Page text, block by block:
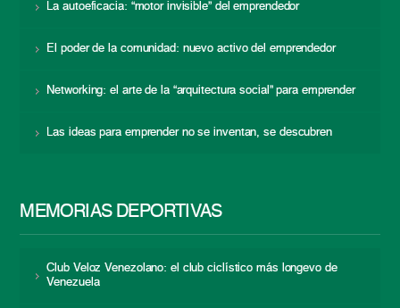
La autoeficacia: “motor invisible” del emprendedor
El poder de la comunidad: nuevo activo del emprendedor
Networking: el arte de la “arquitectura social” para emprender
Las ideas para emprender no se inventan, se descubren
MEMORIAS DEPORTIVAS
Club Veloz Venezolano: el club ciclístico más longevo de
Venezuela